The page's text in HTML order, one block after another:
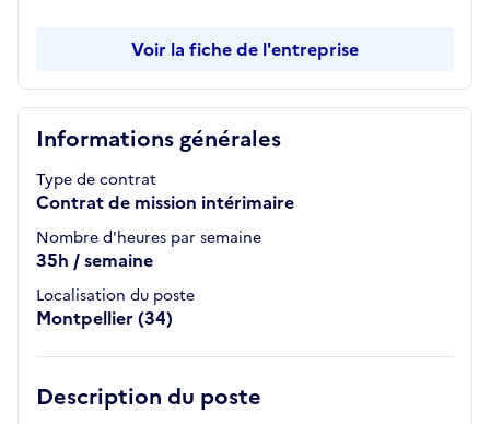
Informations générales
Type de contrat
Contrat de mission intérimaire
Nombre d'heures par semaine
35h / semaine
Localisation du poste
Montpellier (34)
Description du poste
Voir la fiche de l'entreprise